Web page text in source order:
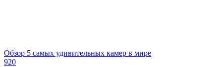
Обзор 5 самых удивительных камер в мире
920